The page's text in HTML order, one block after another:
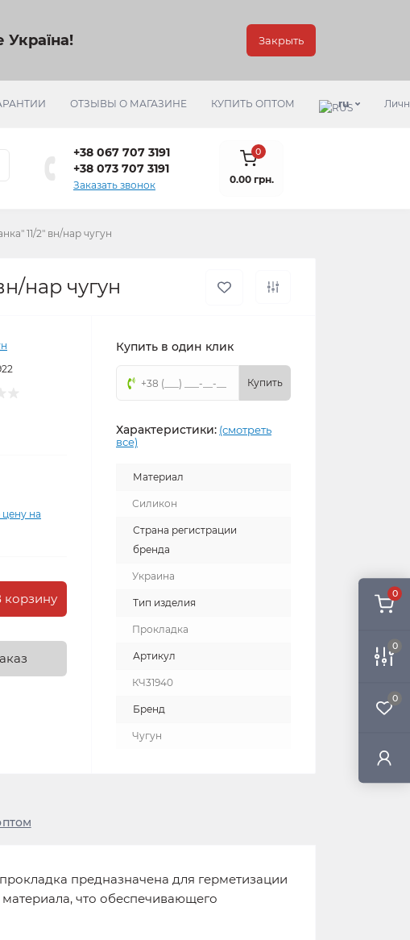
0
0
0
Україна! Закрыть
ОТЗЫВЫ О МАГАЗИНЕ КУПИТЬ ОПТОМ ru
+38 067 707 3191
+38 073 707 3191
Заказать звонок
0
0.00 грн.
11/2" вн/нар чугун
нар чугун
на
корзину
Купить в один клик
Купить
Характеристики: (смотреть
все)
Материал
Силикон
Страна регистрации
бренда
Украина
Тип изделия
Прокладка
Артикул
КЧ31940
Бренд
Чугун
предназначена для герметизации
что обеспечивающего